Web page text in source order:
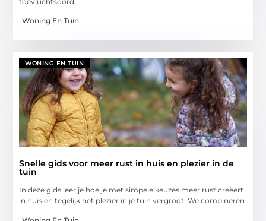
Woning En Tuin
WONING EN TUIN
Snelle gids voor meer rust in huis en plezier in de
tuin
In deze gids leer je hoe je met simpele keuzes meer rust creëert
in huis en tegelijk het plezier in je tuin vergroot. We combineren